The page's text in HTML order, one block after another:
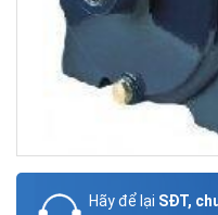
Hãy để lại SĐT,